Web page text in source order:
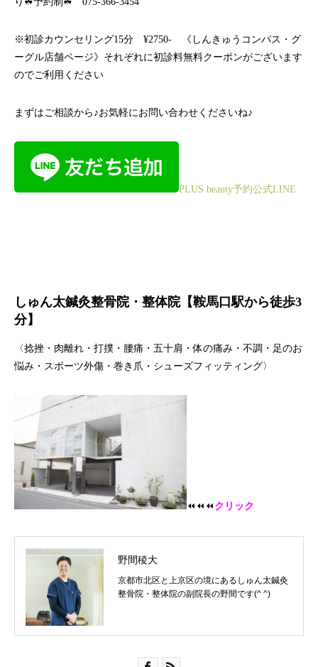
※初診カウンセリング15分 ¥2750- 《しんきゅうコンパス・グ
ーグル店舗ページ》それぞれに初診料無料クーポンがございます
のでご利用ください
まずはご相談から♪お気軽にお問い合わせくださいね♪
PLUS beauty予約公式LINE
しゅん太鍼灸整骨院・整体院【鞍馬口駅から徒歩3
分】
〈捻挫・肉離れ・打撲・腰痛・五十肩・体の痛み・不調・足のお
悩み・スポーツ外傷・巻き爪・シューズフィッティング〉
⏪⏪⏪ クリック
野間稜大
京都市北区と上京区の境にあるしゅん太鍼灸
整骨院・整体院の副院長の野間です(^ ^)